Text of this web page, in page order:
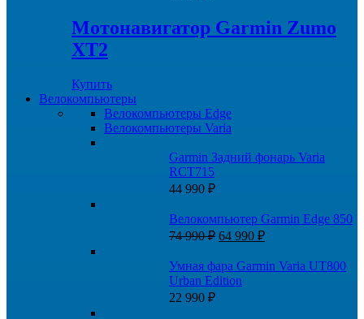
Мотонавигатор Garmin Zumo
XT2
Купить
Велокомпьютеры
Велокомпьютеры Edge
Велокомпьютеры Varia
Garmin Задний фонарь Varia
RCT715
44 990 ₽
Велокомпьютер Garmin Edge 850
74 990₽ Первоначальная
составляла
74
64 990 ₽Текущая
64
Умная фара Garmin Varia UT800
Urban Edition
22 990 ₽